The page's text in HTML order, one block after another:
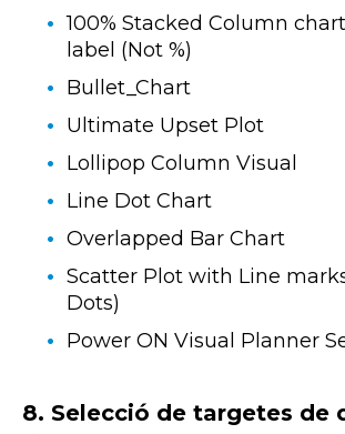
100% Stacked Column
label (Not %)
Bullet_Chart
Ultimate Upset Plot
Lollipop Column Visual
Line Dot Chart
Overlapped Bar Chart
Scatter Plot with Line
Dots)
Power ON Visual Planner
8. Selecció de targetes de